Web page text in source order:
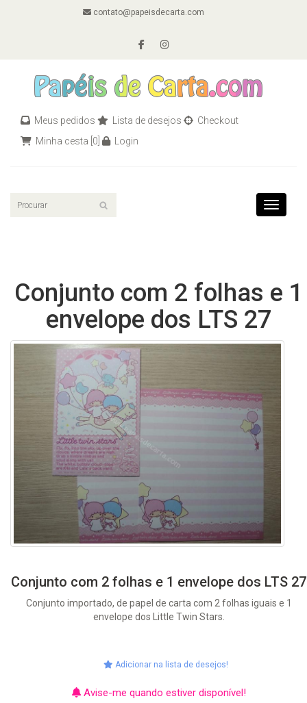
contato@papeisdecarta.com
Meus pedidos Lista de desejos
Checkout
Minha cesta [0] Login
Toggle
Conjunto com 2 folhas e 1
envelope dos LTS 27
Conjunto com 2 folhas e 1 envelope dos LTS 27
Conjunto importado, de papel de carta com 2 folhas iguais e 1
envelope dos Little Twin Stars.
Adicionar na lista de desejos!
Avise-me quando estiver disponível!